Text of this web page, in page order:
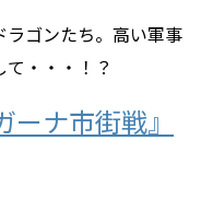
ゴンたち。高い軍事
・・・！？
ナ市街戦』